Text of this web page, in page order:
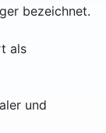
bezeichnet.
als
und